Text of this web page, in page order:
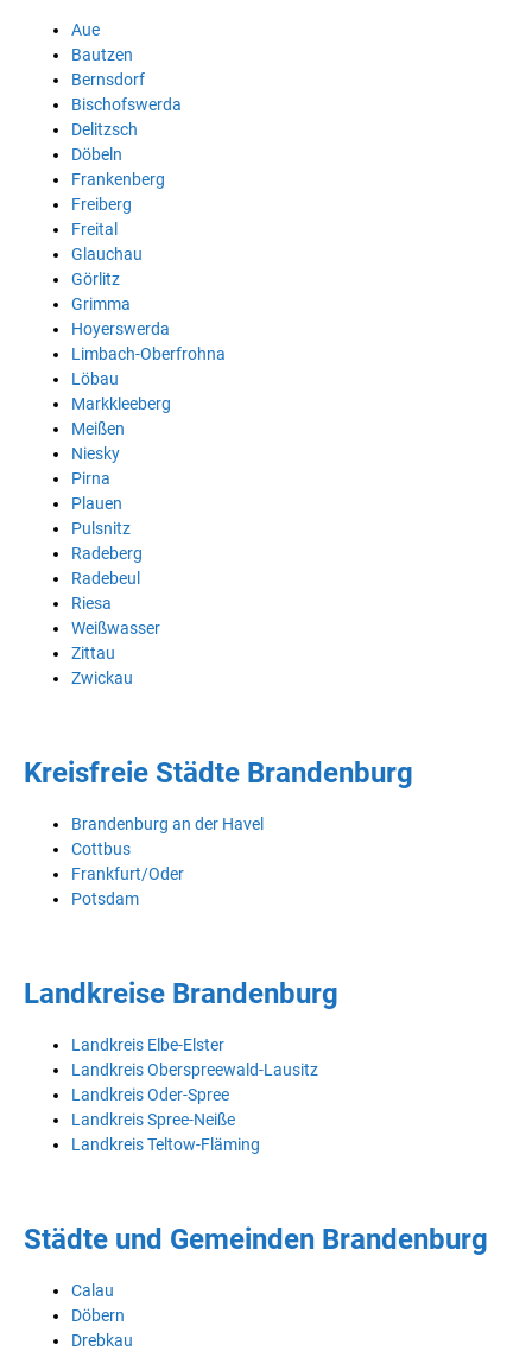
Aue
Bautzen
Bernsdorf
Bischofswerda
Delitzsch
Döbeln
Frankenberg
Freiberg
Freital
Glauchau
Görlitz
Grimma
Hoyerswerda
Limbach-Oberfrohna
Löbau
Markkleeberg
Meißen
Niesky
Pirna
Plauen
Pulsnitz
Radeberg
Radebeul
Riesa
Weißwasser
Zittau
Zwickau
Kreisfreie Städte Brandenburg
Brandenburg an der Havel
Cottbus
Frankfurt/Oder
Potsdam
Landkreise Brandenburg
Landkreis Elbe-Elster
Landkreis Oberspreewald-Lausitz
Landkreis Oder-Spree
Landkreis Spree-Neiße
Landkreis Teltow-Fläming
Städte und Gemeinden Brandenburg
Calau
Döbern
Drebkau